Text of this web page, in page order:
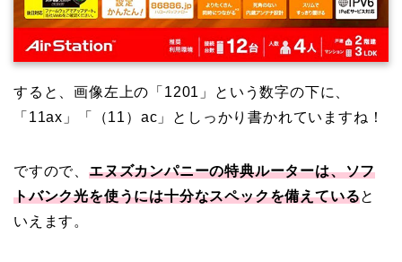
すると、画像左上の「1201」という数字の下に、
「11ax」「（11）ac」としっかり書かれていますね！
ですので、 エヌズカンパニーの特典ルーターは、ソフ
トバンク光を使うには十分なスペックを備えていると
いえます。